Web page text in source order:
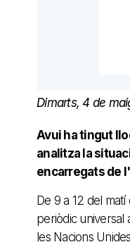
Dimarts, 4 de
Avui ha tingut
analitza la
encarregats de
De 9 a 12 del
periòdic universal
les Nacions